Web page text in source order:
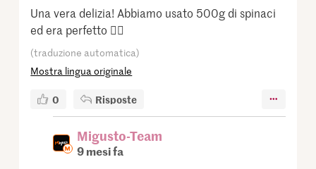
Una vera delizia! Abbiamo usato 500g di spinaci
ed era perfetto 👌🏻
(traduzione automatica)
Mostra lingua originale
0 Risposte
Migusto-Team
9 mesi fa